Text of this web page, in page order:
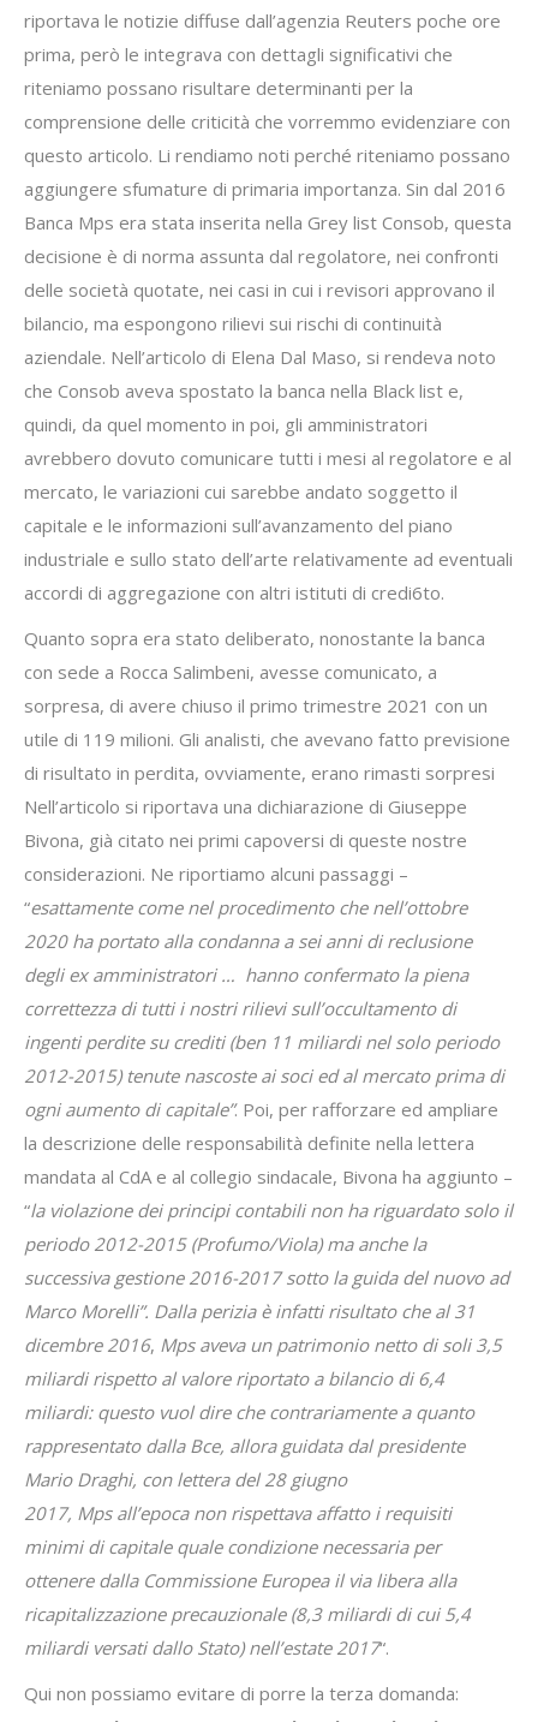
riportava le notizie diffuse dall’agenzia Reuters poche ore
prima, però le integrava con dettagli significativi che
riteniamo possano risultare determinanti per la
comprensione delle criticità che vorremmo evidenziare con
questo articolo. Li rendiamo noti perché riteniamo possano
aggiungere sfumature di primaria importanza. Sin dal 2016
Banca Mps era stata inserita nella Grey list Consob, questa
decisione è di norma assunta dal regolatore, nei confronti
delle società quotate, nei casi in cui i revisori approvano il
bilancio, ma espongono rilievi sui rischi di continuità
aziendale. Nell’articolo di Elena Dal Maso, si rendeva noto
che Consob aveva spostato la banca nella Black list e,
quindi, da quel momento in poi, gli amministratori
avrebbero dovuto comunicare tutti i mesi al regolatore e al
mercato, le variazioni cui sarebbe andato soggetto il
capitale e le informazioni sull’avanzamento del piano
industriale e sullo stato dell’arte relativamente ad eventuali
accordi di aggregazione con altri istituti di credi6to.
Quanto sopra era stato deliberato, nonostante la banca
con sede a Rocca Salimbeni, avesse comunicato, a
sorpresa, di avere chiuso il primo trimestre 2021 con un
utile di 119 milioni. Gli analisti, che avevano fatto previsione
di risultato in perdita, ovviamente, erano rimasti sorpresi
Nell’articolo si riportava una dichiarazione di Giuseppe
Bivona, già citato nei primi capoversi di queste nostre
considerazioni. Ne riportiamo alcuni passaggi –
“esattamente come nel procedimento che nell’ottobre
2020 ha portato alla condanna a sei anni di reclusione
degli ex amministratori … hanno confermato la piena
correttezza di tutti i nostri rilievi sull’occultamento di
ingenti perdite su crediti (ben 11 miliardi nel solo periodo
2012-2015) tenute nascoste ai soci ed al mercato prima di
ogni aumento di capitale”. Poi, per rafforzare ed ampliare
la descrizione delle responsabilità definite nella lettera
mandata al CdA e al collegio sindacale, Bivona ha aggiunto –
“la violazione dei principi contabili non ha riguardato solo il
periodo 2012-2015 (Profumo/Viola) ma anche la
successiva gestione 2016-2017 sotto la guida del nuovo ad
Marco Morelli”. Dalla perizia è infatti risultato che al 31
dicembre 2016, Mps aveva un patrimonio netto di soli 3,5
miliardi rispetto al valore riportato a bilancio di 6,4
miliardi: questo vuol dire che contrariamente a quanto
rappresentato dalla Bce, allora guidata dal presidente
Mario Draghi, con lettera del 28 giugno
2017, Mps all’epoca non rispettava affatto i requisiti
minimi di capitale quale condizione necessaria per
ottenere dalla Commissione Europea il via libera alla
ricapitalizzazione precauzionale (8,3 miliardi di cui 5,4
miliardi versati dallo Stato) nell’estate 2017“.
Qui non possiamo evitare di porre la terza domanda: